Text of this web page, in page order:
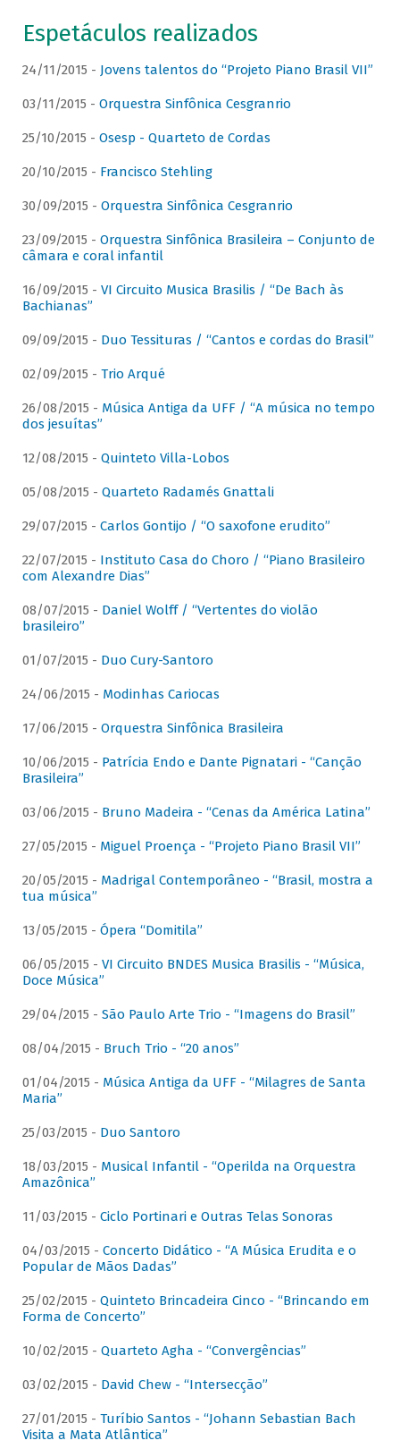
Espetáculos realizados
24/11/2015 - Jovens talentos do “Projeto Piano Brasil VII”
03/11/2015 - Orquestra Sinfônica Cesgranrio
25/10/2015 - Osesp - Quarteto de Cordas
20/10/2015 - Francisco Stehling
30/09/2015 - Orquestra Sinfônica Cesgranrio
23/09/2015 - Orquestra Sinfônica Brasileira – Conjunto de
câmara e coral infantil
16/09/2015 - VI Circuito Musica Brasilis / “De Bach às
Bachianas”
09/09/2015 - Duo Tessituras / “Cantos e cordas do Brasil”
02/09/2015 - Trio Arqué
26/08/2015 - Música Antiga da UFF / “A música no tempo
dos jesuítas”
12/08/2015 - Quinteto Villa-Lobos
05/08/2015 - Quarteto Radamés Gnattali
29/07/2015 - Carlos Gontijo / “O saxofone erudito”
22/07/2015 - Instituto Casa do Choro / “Piano Brasileiro
com Alexandre Dias”
08/07/2015 - Daniel Wolff / “Vertentes do violão
brasileiro”
01/07/2015 - Duo Cury-Santoro
24/06/2015 - Modinhas Cariocas
17/06/2015 - Orquestra Sinfônica Brasileira
10/06/2015 - Patrícia Endo e Dante Pignatari - “Canção
Brasileira”
03/06/2015 - Bruno Madeira - “Cenas da América Latina”
27/05/2015 - Miguel Proença - “Projeto Piano Brasil VII”
20/05/2015 - Madrigal Contemporâneo - “Brasil, mostra a
tua música”
13/05/2015 - Ópera “Domitila”
06/05/2015 - VI Circuito BNDES Musica Brasilis - “Música,
Doce Música”
29/04/2015 - São Paulo Arte Trio - “Imagens do Brasil”
08/04/2015 - Bruch Trio - “20 anos”
01/04/2015 - Música Antiga da UFF - “Milagres de Santa
Maria”
25/03/2015 - Duo Santoro
18/03/2015 - Musical Infantil - “Operilda na Orquestra
Amazônica”
11/03/2015 - Ciclo Portinari e Outras Telas Sonoras
04/03/2015 - Concerto Didático - “A Música Erudita e o
Popular de Mãos Dadas”
25/02/2015 - Quinteto Brincadeira Cinco - “Brincando em
Forma de Concerto”
10/02/2015 - Quarteto Agha - “Convergências”
03/02/2015 - David Chew - “Intersecção”
27/01/2015 - Turíbio Santos - “Johann Sebastian Bach
Visita a Mata Atlântica”